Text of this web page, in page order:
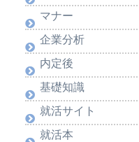
マナー
企業分析
内定後
基礎知識
就活サイト
就活本